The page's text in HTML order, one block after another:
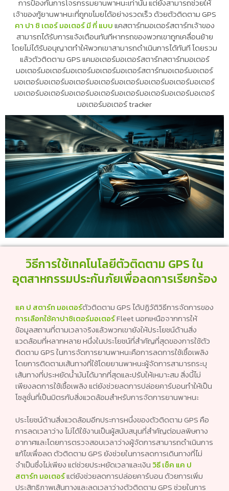
การป้องกันการโจรกรรมยานพาหนะเท่านั้น แต่ยังสามารถช่วยให้
เจ้าของกู้ยานพาหนะที่ถูกขโมยได้อย่างรวดเร็ว ด้วยตัวติดตาม GPS
คา ปา ซิ เตอร์ มอเตอร์ มี กี่ แบบแคสตาร์ทมอเตอร์สตาร์ทเจ้าของ
สามารถได้รับการแจ้งเตือนทันทีหากรถของพวกเขาถูกเคลื่อนย้าย
โดยไม่ได้รับอนุญาตทำให้พวกเขาสามารถดำเนินการได้ทันที โดยรวม
แล้วตัวติดตาม GPS แคมอเตอร์มอเตอร์สตาร์ทสตาร์ทมอเตอร์
มอเตอร์มอเตอร์มอเตอร์มอเตอร์มอเตอร์สตาร์ทมอเตอร์มอเตอร์
มอเตอร์มอเตอร์มอเตอร์มอเตอร์มอเตอร์มอเตอร์มอเตอร์มอเตอร์
มอเตอร์มอเตอร์มอเตอร์มอเตอร์มอเตอร์มอเตอร์มอเตอร์มอเตอร์
มอเตอร์มอเตอร์ tracker
วิธีการใช้เทคโนโลยีตัวติดตาม GPS ใน
อุตสาหกรรมประกันภัยเพื่อลดการเรียกร้อง
แค ป สตาร์ท มอเตอร์ตัวติดตาม GPS ได้ปฏิวัติวิธีการจัดการของ
การเลือกใช้คาปาซิเตอร์มอเตอร์Fleet นอกเหนือจากการให้
ข้อมูลสถานที่ตามเวลาจริงแล้วพวกเขายังให้ประโยชน์ด้านสิ่ง
แวดล้อมที่หลากหลาย หนึ่งในประโยชน์ที่สำคัญที่สุดของการใช้ตัว
ติดตาม GPS ในการจัดการยานพาหนะคือการลดการใช้เชื้อเพลิง
โดยการติดตามเส้นทางที่ใช้โดยยานพาหนะผู้จัดการสามารถระบุ
เส้นทางที่ประหยัดน้ำมันได้มากที่สุดและปรับให้เหมาะสม สิ่งนี้ไม่
เพียงลดการใช้เชื้อเพลิง แต่ยังช่วยลดการปล่อยคาร์บอนทำให้เป็น
โซลูชั่นที่เป็นมิตรกับสิ่งแวดล้อมสำหรับการจัดการยานพาหนะ
ประโยชน์ด้านสิ่งแวดล้อมอีกประการหนึ่งของตัวติดตาม GPS คือ
การลดเวลาว่าง ไม่ได้ใช้งานเป็นผู้สนับสนุนที่สำคัญต่อมลพิษทาง
อากาศและโดยการตรวจสอบเวลาว่างผู้จัดการสามารถดำเนินการ
แก้ไขเพื่อลด ตัวติดตาม GPS ยังช่วยในการลดการเดินทางที่ไม่
จำเป็นซึ่งไม่เพียง แต่ช่วยประหยัดเวลาและเงิน วิธี เช็ค แค ป
สตาร์ท มอเตอร์แต่ยังช่วยลดการปล่อยคาร์บอน ด้วยการเพิ่ม
ประสิทธิภาพเส้นทางและลดเวลาว่างตัวติดตาม GPS ช่วยในการ